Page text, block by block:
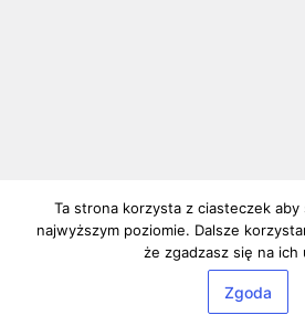
Ta strona korzysta z ciasteczek aby
najwyższym poziomie. Dalsze
że zgadzasz się na ich
Zgoda